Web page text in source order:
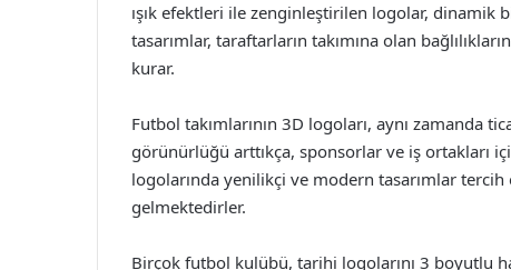
ışık efektleri ile zenginleştirilen logolar,
tasarımlar, taraftarların takımına olan
kurar.
Futbol takımlarının 3D logoları, aynı zamanda
görünürlüğü arttıkça, sponsorlar ve iş ortakları
logolarında yenilikçi ve modern tasarımlar
gelmektedirler.
Birçok futbol kulübü, tarihi logolarını 3 boyutlu